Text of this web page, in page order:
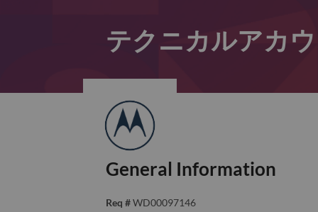
テクニカルアカ
General Information
Req # WD00097146